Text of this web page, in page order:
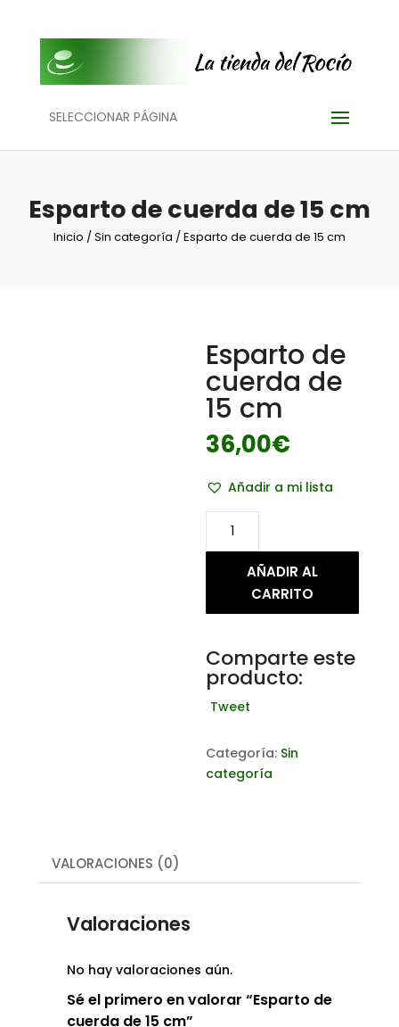
SELECCIONAR PÁGINA
Esparto de cuerda de 15 cm
Inicio / Sin categoría / Esparto de cuerda de 15 cm
Esparto de
cuerda de
15 cm
36,00€
Añadir a mi lista
AÑADIR AL
CARRITO
Comparte este
producto:
Tweet
Categoría: Sin
categoría
VALORACIONES (0)
Valoraciones
No hay valoraciones aún.
Sé el primero en valorar “Esparto de
cuerda de 15 cm”